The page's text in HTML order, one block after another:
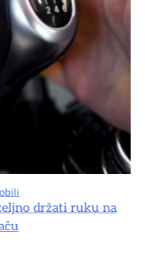
držati ruku na